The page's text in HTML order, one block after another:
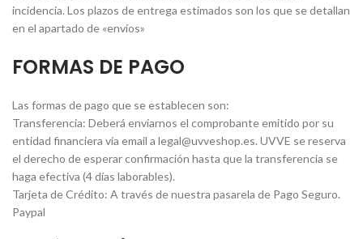
incidencia. Los plazos de entrega estimados son los que se detallan
en el apartado de «envíos»
FORMAS DE PAGO
Las formas de pago que se establecen son:
Transferencia: Deberá enviarnos el comprobante emitido por su
entidad financiera vía email a legal@uvveshop.es. UVVE se reserva
el derecho de esperar confirmación hasta que la transferencia se
haga efectiva (4 días laborables).
Tarjeta de Crédito: A través de nuestra pasarela de Pago Seguro.
Paypal